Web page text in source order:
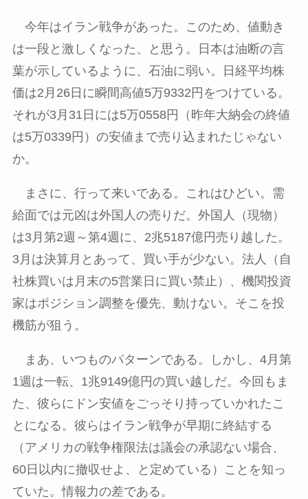
今年はイラン戦争があった。このため、値動き
は一段と激しくなった、と思う。日本は油断の言
葉が示しているように、石油に弱い。日経平均株
価は2 月 26日に瞬間高値5万9332 円をつけている。
それが3月 31 日には5万0558円（昨年大納会の終値
は5万0339 円）の安値まで売り込まれたじゃない
か。
まさに、行って来いである。これはひどい。需
給面では元凶は外国人の売りだ。外国人（現物）
は3月第2週～第4週に、 2兆5187億円売り越した。
3月は決算月とあって、買い手が少ない。法人（自
社株買いは月末の5営業日に買い禁止）、機関投資
家はポジション調整を優先、動けない。そこを投
機筋が狙う。
まあ、いつものパターンである。しかし、 4月第
1週は一転、 1兆9149億円の買い越しだ。今回もま
た、彼らにドン安値をごっそり持っていかれたこ
とになる。彼らはイラン戦争が早期に終結する
（アメリカの戦争権限法は議会の承認ない場合、
60日以内に撤収せよ、と定めている）ことを知っ
ていた。情報力の差である。